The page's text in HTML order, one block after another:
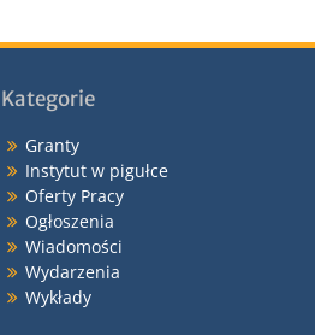
Kategorie
Granty
Instytut w pigułce
Oferty Pracy
Ogłoszenia
Wiadomości
Wydarzenia
Wykłady